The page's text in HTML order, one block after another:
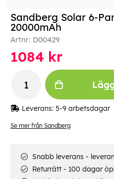
Se mer från Sandberg
Sandberg Solar 6-
20000mAh
Artnr: D00429
1084 kr
Leverans: 5-9 arbetsdagar
Snabb leverans -
Returrätt - 100 dagar